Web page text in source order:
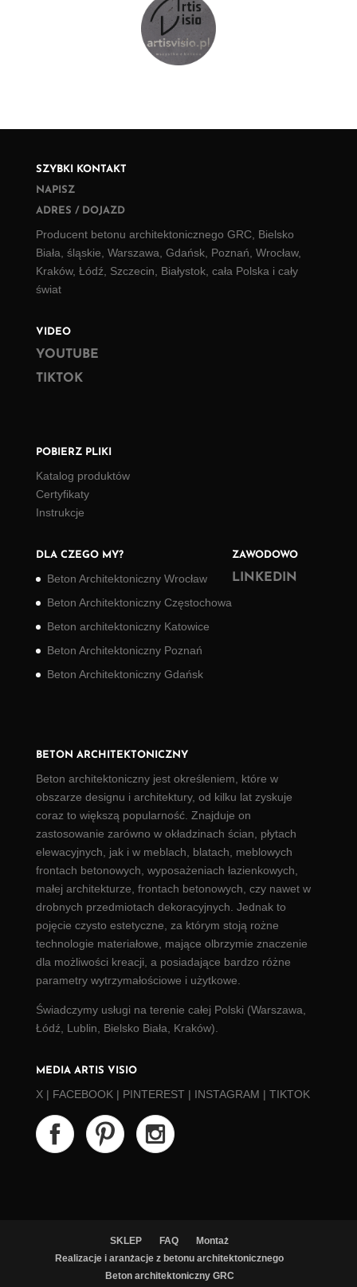
SZYBKI KONTAKT
NAPISZ
ADRES / DOJAZD
Producent betonu architektonicznego GRC, Bielsko
Biała, śląskie, Warszawa, Gdańsk, Poznań, Wrocław,
Kraków, Łódź, Szczecin, Białystok, cała Polska i cały
świat
VIDEO
YOUTUBE
TIKTOK
POBIERZ PLIKI
Katalog produktów
Certyfikaty
Instrukcje
DLA CZEGO MY?
Beton Architektoniczny Wrocław
Beton Architektoniczny Częstochowa
Beton architektoniczny Katowice
Beton Architektoniczny Poznań
Beton Architektoniczny Gdańsk
ZAWODOWO
LINKEDIN
BETON ARCHITEKTONICZNY
Beton architektonicznyjest określeniem, które w
obszarze designu i architektury, od kilku lat zyskuje
coraz to większą popularność. Znajduje on
zastosowanie zarówno w okładzinach ścian, płytach
elewacyjnych , jak i w meblach, blatach, meblowych
frontach betonowych, wyposażeniach łazienkowych,
małej architekturze, frontach betonowych, czy nawet w
drobnych przedmiotach dekoracyjnych. Jednak to
pojęcie czysto estetyczne, za którym stoją rożne
technologie materiałowe, mające olbrzymie znaczenie
dla możliwości kreacji, a posiadające bardzo różne
parametry wytrzymałościowe i użytkowe.
Świadczymy usługi na terenie całej Polski (Warszawa
Łódź , Lublin, Bielsko Biała, Kraków).
MEDIA ARTIS VISIO
X| FACEBOOK | PINTEREST| INSTAGRAM | TIKTOK
SKLEP FAQ
Montaż
Realizacje i aranżacje z betonu architektonicznego
Beton architektoniczny GRC